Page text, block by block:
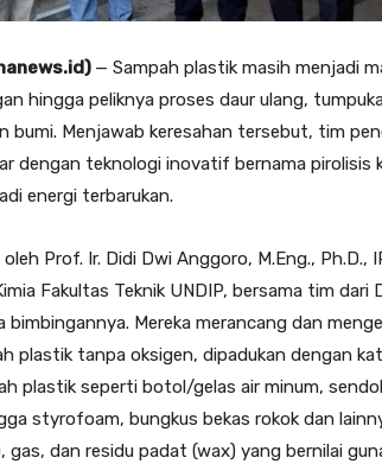
— Sampah plastik masih menjadi
hingga peliknya proses daur ulang,
bumi. Menjawab keresahan tersebut, tim
dengan teknologi inovatif bernama pirolisis
energi terbarukan.
Prof. Ir. Didi Dwi Anggoro, M.Eng., Ph.D.,
Fakultas Teknik UNDIP, bersama tim dari
Mereka merancang dan
plastik tanpa oksigen, dipadukan dengan
plastik seperti botol/gelas air minum,
styrofoam, bungkus bekas rokok dan
gas, dan residu padat (wax) yang bernilai